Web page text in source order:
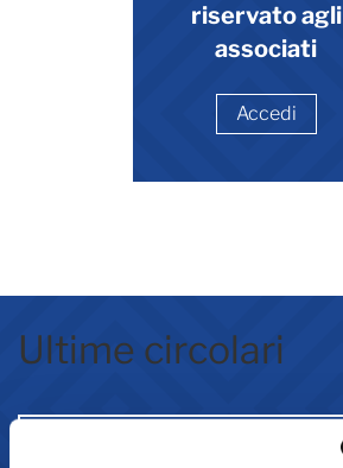
riservato agli
associati
Accedi
Ultime circolari